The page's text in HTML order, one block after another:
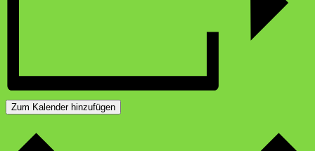
Zum Kalender hinzufügen